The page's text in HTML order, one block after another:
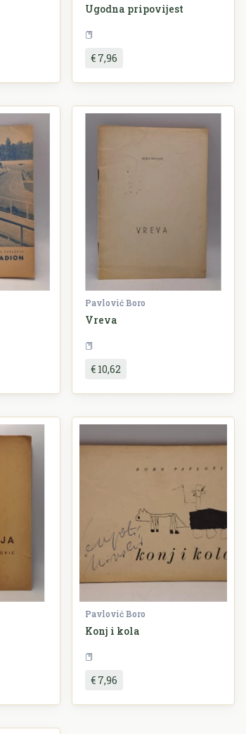
Ugodna pripovijest
€ 7,96
Pavlović Boro
Vreva
€ 10,62
Pavlović Boro
Konj i kola
€ 7,96